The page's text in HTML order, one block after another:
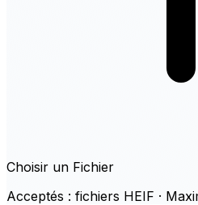
Choisir un Fichier
Acceptés : fichiers HEIF ·